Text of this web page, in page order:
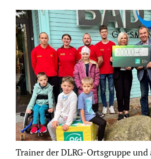
Trainer der DLRG-Ortsgruppe und